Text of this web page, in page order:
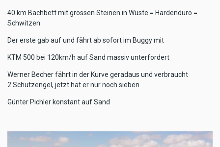
40 km Bachbett mit grossen Steinen in Wüste = Hardenduro =
Schwitzen
Der erste gab auf und fährt ab sofort im Buggy mit
KTM 500 bei 120km/h auf Sand massiv unterfordert
Werner Becher fährt in der Kurve geradaus und verbraucht
2 Schutzengel, jetzt hat er nur noch sieben
Günter Pichler konstant auf Sand